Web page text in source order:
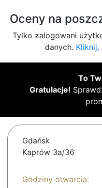
Oceny na
Tylko zalogowani
danych.
To
Gratulacje!
Gdańsk
Kaprów 3a/36
Godziny otwarcia: